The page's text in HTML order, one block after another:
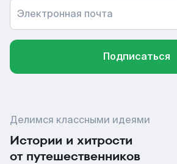
Электронная почта
Подписаться
Делимся классными идеями
Истории и хитрости
от путешественников